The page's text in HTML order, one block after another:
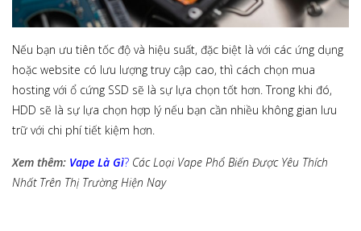
Nếu bạn ưu tiên tốc độ và hiệu suất, đặc biệt là với các ứng dụng
hoặc website có lưu lượng truy cập cao, thì cách chọn mua
hosting với ổ cứng SSD sẽ là sự lựa chọn tốt hơn. Trong khi đó,
HDD sẽ là sự lựa chọn hợp lý nếu bạn cần nhiều không gian lưu
trữ với chi phí tiết kiệm hơn.
Xem thêm: Vape Là Gì? Các Loại Vape Phổ Biến Được Yêu Thích
Nhất Trên Thị Trường Hiện Nay